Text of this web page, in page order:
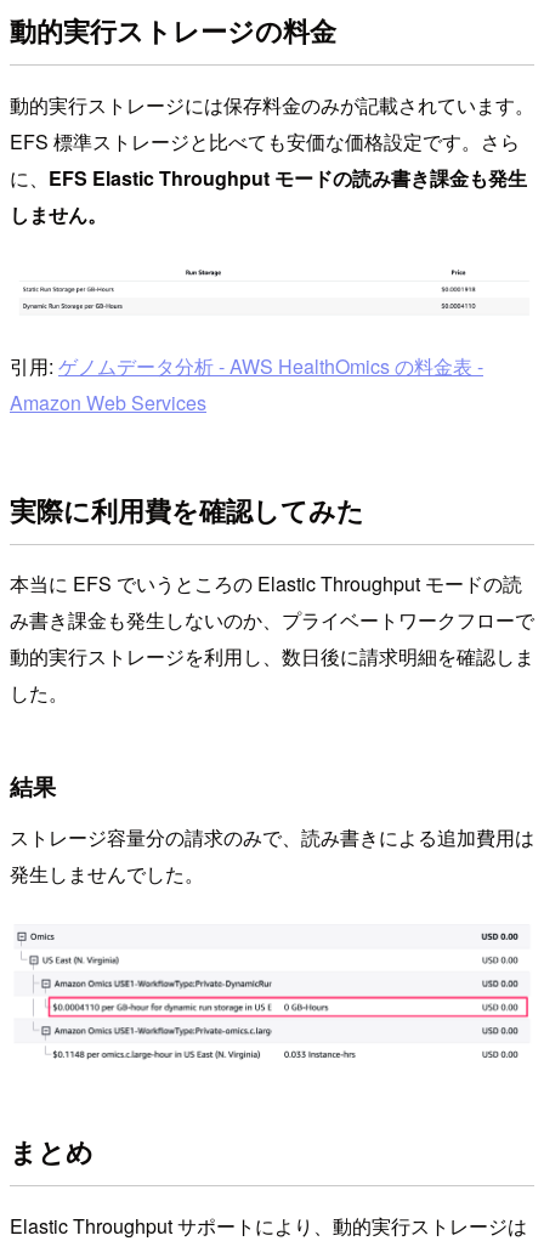
動的実行ストレージの料金
動的実行ストレージには保存料金のみが記載されています。
EFS 標準ストレージと比べても安価な価格設定です。さら
に、 EFS Elastic Throughput モードの読み書き課金も発生
しません。
引用: ゲノムデータ分析 - AWS HealthOmics の料金表 -
Amazon Web Services
実際に利用費を確認してみた
本当に EFS でいうところの Elastic Throughput モードの読
み書き課金も発生しないのか、プライベートワークフローで
動的実行ストレージを利用し、数日後に請求明細を確認しま
した。
結果
ストレージ容量分の請求のみで、読み書きによる追加費用は
発生しませんでした。
まとめ
Elastic Throughput サポートにより、動的実行ストレージは